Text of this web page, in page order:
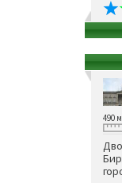
490 м